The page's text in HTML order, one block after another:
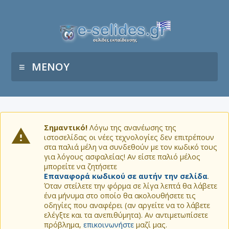
ΜΕΝΟΥ
Σημαντικό! Λόγω της ανανέωσης της
ιστοσελίδας οι νέες τεχνολογίες δεν επιτρέπουν
στα παλιά μέλη να συνδεθούν με τον κωδικό τους
για λόγους ασφαλείας! Αν είστε παλιό μέλος
μπορείτε να ζητήσετε
Επαναφορά κωδικού σε αυτήν την σελίδα.
Όταν στείλετε την φόρμα σε λίγα λεπτά θα λάβετε
ένα μήνυμα στο οποίο θα ακολουθήσετε τις
οδηγίες που αναφέρει (αν αργείτε να το λάβετε
ελέγξτε και τα ανεπιθύμητα). Αν αντιμετωπίσετε
πρόβλημα, επικοινωνήστε μαζί μας.